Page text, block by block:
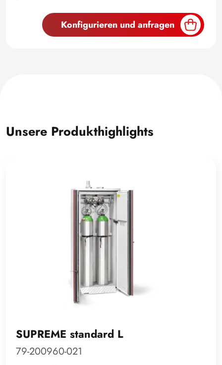
Konfigurieren und anfragen
Unsere Produkthighlights
SUPREME standard L
79-200960-021